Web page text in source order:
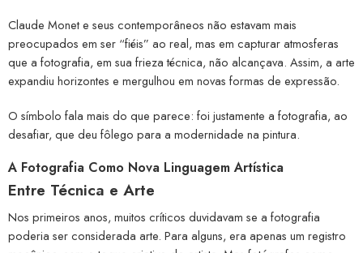
Claude Monet e seus contemporâneos não estavam mais
preocupados em ser “fiéis” ao real, mas em capturar atmosferas
que a fotografia, em sua frieza técnica, não alcançava. Assim, a arte
expandiu horizontes e mergulhou em novas formas de expressão.
O símbolo fala mais do que parece: foi justamente a fotografia, ao
desafiar, que deu fôlego para a modernidade na pintura.
A Fotografia Como Nova Linguagem Artística
Entre Técnica e Arte
Nos primeiros anos, muitos críticos duvidavam se a fotografia
poderia ser considerada arte. Para alguns, era apenas um registro